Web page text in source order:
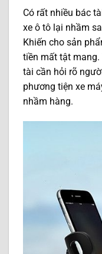
Có rất nhiều bác
xe ô tô lại nhầm
Khiến cho sản
tiền mất tật
tài cần hỏi rõ
phương tiện xe
nhầm hàng.